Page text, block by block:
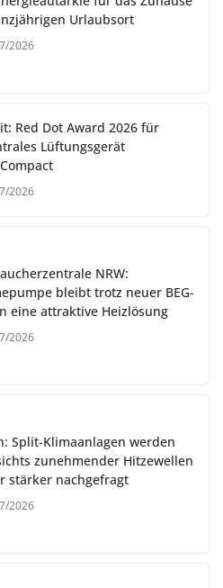
Urlaubsort
2026
Red Dot Award 2026 für
Lüftungsgerät
2026
NRW:
bleibt trotz neuer BEG-
eine attraktive Heizlösung
2026
Split-Klimaanlagen werden
zunehmender Hitzewellen
stärker nachgefragt
2026